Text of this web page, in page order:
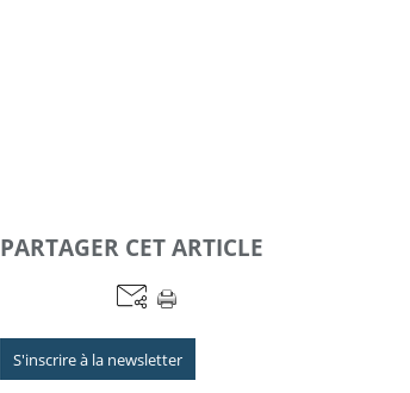
PARTAGER CET ARTICLE
S'inscrire à la newsletter